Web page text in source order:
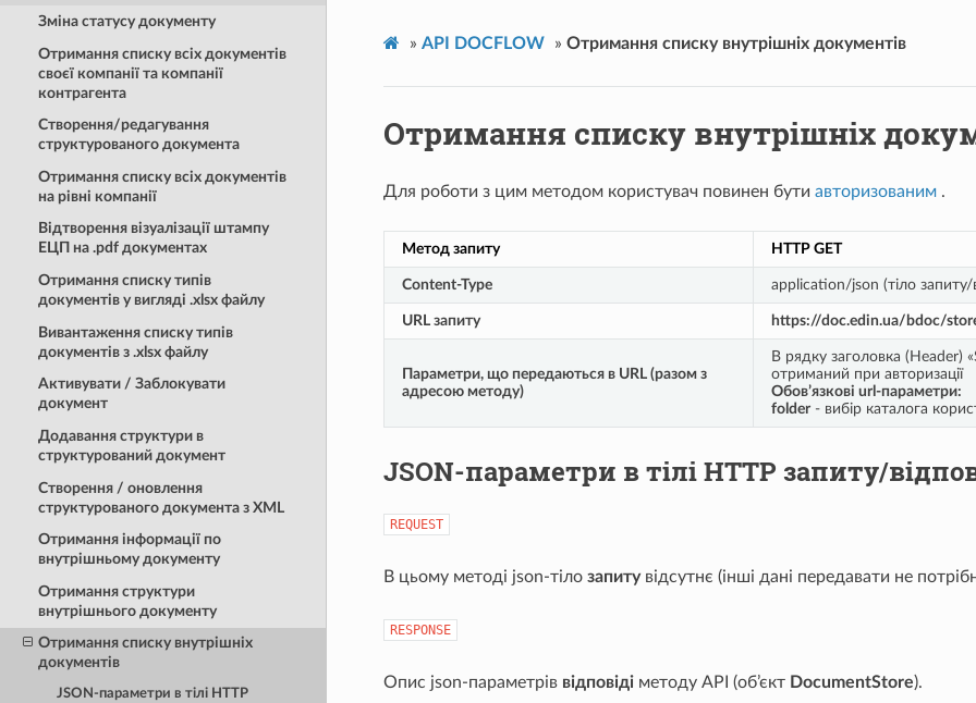
Зміна статусу документу
Отримання списку всіх документів
своєї компанії та компанії
контрагента
Створення/редагування
структурованого документа
Отримання списку всіх документів
на рівні компанії
Відтворення візуалізації штампу
ЕЦП на .pdf документах
Отримання списку типів
документів у вигляді .xlsx файлу
Вивантаження списку типів
документів з .xlsx файлу
Активувати / Заблокувати
документ
Додавання структури в
структурований документ
Створення / оновлення
структурованого документа з XML
Отримання інформації по
внутрішньому документу
Отримання структури
внутрішнього документу
Отримання списку внутрішніх
документів
JSON-параметри в тілі HTTP
» API DOCFLOW » Отримання списку внутрішніх документів
Отримання списку внутрішніх
Для роботи з цим методом користувач повинен бути авторизованим.
Метод запиту HTTP GET
Content-Type application/json (тіло запиту/
URL запиту https://doc.edin.ua/bdoc/
Параметри, що передаються в URL (разом з
адресою методу)
В рядку заголовка (Header)
отриманий при авторизації
Обов’язкові url-параметри:
folder- вибір каталога
JSON-параметри в тілі HTTP запиту/
REQUEST
В цьому методі json-тіло запитувідсутнє (інші дані передавати не
RESPONSE
Опис json-параметрів відповідіметоду API (об’єкт DocumentStore).